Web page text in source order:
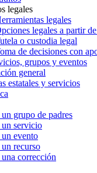
legales
legales
legales a partir
o custodia legal
de decisiones con
grupos y eventos
general
estatales y servicios
grupo de padres
un servicio
un evento
recurso
una corrección